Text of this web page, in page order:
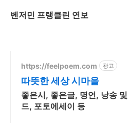
벤저민 프랭클린 연보
https://feelpoem.com 광고
따뜻한 세상 시마을
좋은시, 좋은글, 명언, 낭송
드, 포토에세이 등